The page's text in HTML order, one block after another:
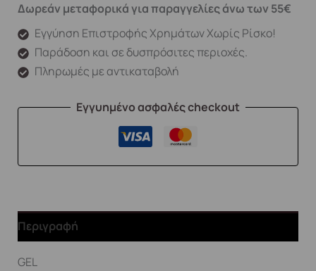
Δωρεάν μεταφορικά για παραγγελίες άνω των 55€
Εγγύηση Επιστροφής Χρημάτων Χωρίς Ρίσκο!
Παράδοση και σε δυσπρόσιτες περιοχές.
Πληρωμές με αντικαταβολή
Εγγυημένο ασφαλές checkout
Περιγραφή
GEL